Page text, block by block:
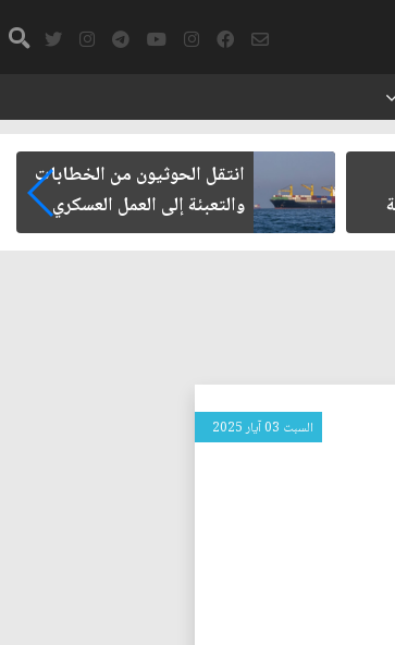
انتقل الحوثيون من الخطابات
والتعبئة إلى العمل العسكري
السبت 03 آيار 2025